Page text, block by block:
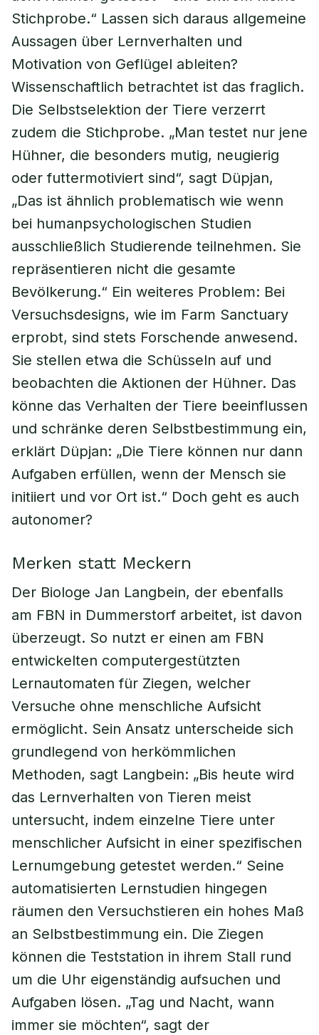
Stichprobe.“ Lassen sich daraus allgemeine
Aussagen über Lernverhalten und
Motivation von Geflügel ableiten?
Wissenschaftlich betrachtet ist das fraglich.
Die Selbstselektion der Tiere verzerrt
zudem die Stichprobe. „Man testet nur jene
Hühner, die besonders mutig, neugierig
oder futtermotiviert sind“, sagt Düpjan,
„Das ist ähnlich problematisch wie wenn
bei humanpsychologischen Studien
ausschließlich Studierende teilnehmen. Sie
repräsentieren nicht die gesamte
Bevölkerung.“ Ein weiteres Problem: Bei
Versuchsdesigns, wie im Farm Sanctuary
erprobt, sind stets Forschende anwesend.
Sie stellen etwa die Schüsseln auf und
beobachten die Aktionen der Hühner. Das
könne das Verhalten der Tiere beeinflussen
und schränke deren Selbstbestimmung ein,
erklärt Düpjan: „Die Tiere können nur dann
Aufgaben erfüllen, wenn der Mensch sie
initiiert und vor Ort ist.“ Doch geht es auch
autonomer?
Merken statt Meckern
Der Biologe Jan Langbein, der ebenfalls
am FBN in Dummerstorf arbeitet, ist davon
überzeugt. So nutzt er einen am FBN
entwickelten computergestützten
Lernautomaten für Ziegen, welcher
Versuche ohne menschliche Aufsicht
ermöglicht. Sein Ansatz unterscheide sich
grundlegend von herkömmlichen
Methoden, sagt Langbein: „Bis heute wird
das Lernverhalten von Tieren meist
untersucht, indem einzelne Tiere unter
menschlicher Aufsicht in einer spezifischen
Lernumgebung getestet werden.“ Seine
automatisierten Lernstudien hingegen
räumen den Versuchstieren ein hohes Maß
an Selbstbestimmung ein. Die Ziegen
können die Teststation in ihrem Stall rund
um die Uhr eigenständig aufsuchen und
Aufgaben lösen. „Tag und Nacht, wann
immer sie möchten“, sagt der